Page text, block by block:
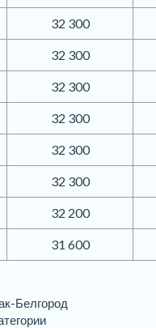
32 300
32 300
32 300
32 300
32 300
32 300
32 200
31 600
Белгород